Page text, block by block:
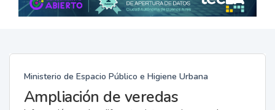
Ministerio de Espacio Público e Higiene Urbana
Ampliación de veredas